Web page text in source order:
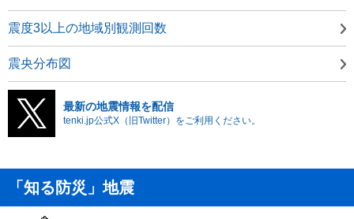
震度3以上の地域別観測回数
震央分布図
最新の地震情報を配信
tenki.jp公式X（旧Twitter）をご利用ください。
「知る防災」地震